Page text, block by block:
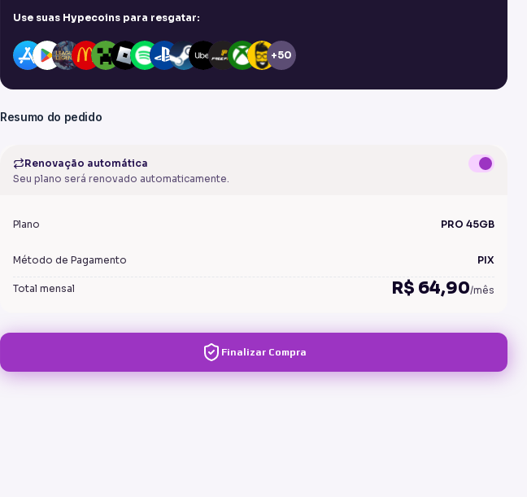
Use suas Hypecoins para resgatar:
+50
Resumo do pedido
Renovação automática
Seu plano será renovado automaticamente.
Plano PRO 45GB
Método de Pagamento PIX
Total mensal R$ 64,90/mês
Finalizar Compra